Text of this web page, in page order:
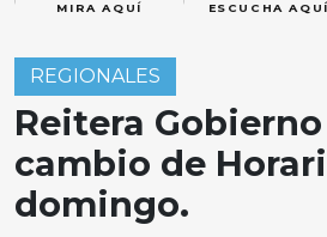
MIRA AQUÍ ESCUCHA AQUÍ
REGIONALES
Reitera Gobierno
cambio de
domingo.